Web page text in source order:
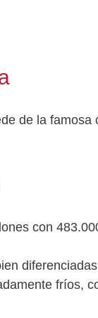
de la
con
fríos,